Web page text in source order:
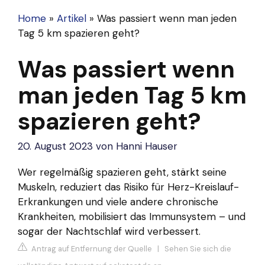
Home » Artikel » Was passiert wenn man jeden
Tag 5 km spazieren geht?
Was passiert wenn
man jeden Tag 5 km
spazieren geht?
20. August 2023 von Hanni Hauser
Wer regelmäßig spazieren geht, stärkt seine
Muskeln, reduziert das Risiko für Herz-Kreislauf-
Erkrankungen und viele andere chronische
Krankheiten, mobilisiert das Immunsystem – und
sogar der Nachtschlaf wird verbessert.
Antrag auf Entfernung der Quelle | Sehen Sie sich die